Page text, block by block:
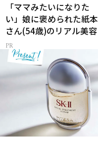
「ママみたいになりた
い」娘に褒められた紙本
さん(54歳)のリアル美容